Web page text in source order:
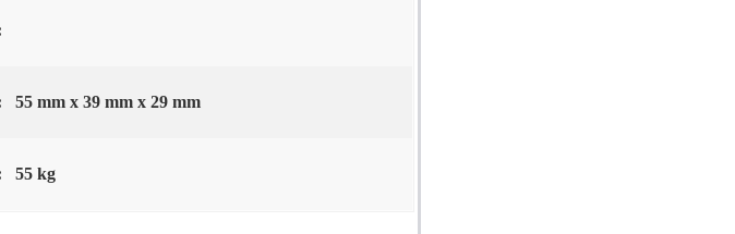
55 mm x 39 mm x 29 mm
55 kg